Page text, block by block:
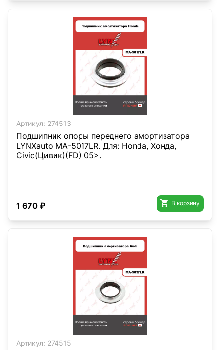
Артикул: 274513
Подшипник опоры переднего амортизатора
LYNXauto MA-5017LR. Для: Honda, Хонда,
Civic(Цивик)(FD) 05>.
1 670 ₽  В корзину
Артикул: 274515